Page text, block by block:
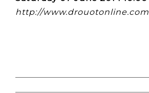
http://www.drouotonline.com